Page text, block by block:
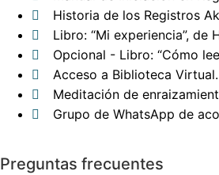
Historia de los Registros
Libro: “Mi experiencia”, de
Opcional - Libro: “Cómo
Acceso a Biblioteca Virtual.
Meditación de
Grupo de WhatsApp de
Preguntas frecuentes